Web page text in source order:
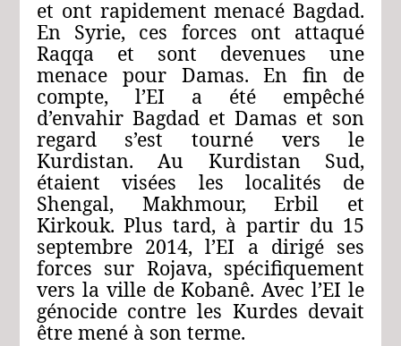
et ont rapidement menacé Bagdad.
En Syrie, ces forces ont attaqué
Raqqa et sont devenues une
menace pour Damas. En fin de
compte, l’EI a été empêché
d’envahir Bagdad et Damas et son
regard s’est tourné vers le
Kurdistan. Au Kurdistan Sud,
étaient visées les localités de
Shengal, Makhmour, Erbil et
Kirkouk. Plus tard, à partir du 15
septembre 2014, l’EI a dirigé ses
forces sur Rojava, spécifiquement
vers la ville de Kobanê. Avec l’EI le
génocide contre les Kurdes devait
être mené à son terme.